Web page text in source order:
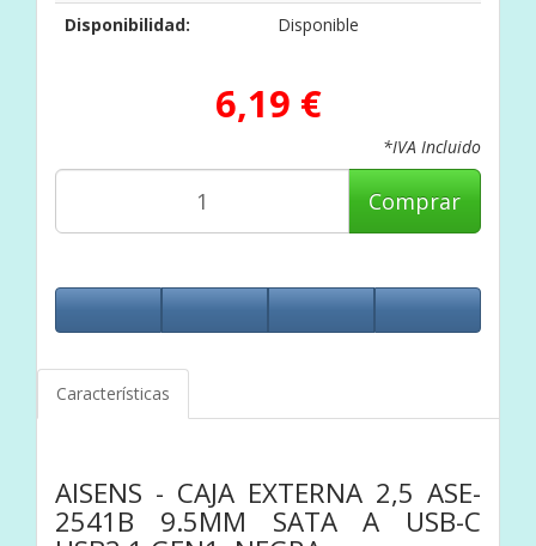
Disponibilidad:
Disponible
6,19 €
*IVA Incluido
Comprar
Características
AISENS - CAJA EXTERNA 2,5 ASE-
2541B 9.5MM SATA A USB-C